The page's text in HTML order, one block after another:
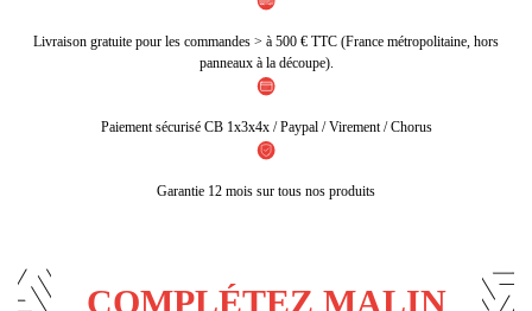
Livraison gratuite pour les commandes > à 500 € TTC (France métropolitaine, hors
panneaux à la découpe).
Paiement sécurisé CB 1x3x4x / Paypal / Virement / Chorus
Garantie 12 mois sur tous nos produits
COMPLÉTEZ MALIN